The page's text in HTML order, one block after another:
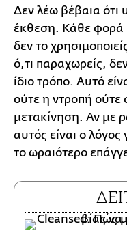
Δεν λέω βέβαια ότι
έκθεση. Κάθε φορά
δεν το
ό,τι παραχωρείς,
ίδιο τρόπο. Αυτό
ούτε η ντροπή ούτε
μετακίνηση. Αν με
αυτός είναι ο
το ωραιότερο